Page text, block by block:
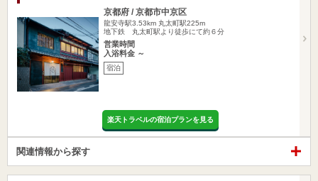
京都府 / 京都市中京区
龍安寺駅3.53km 丸太町駅225m
地下鉄 丸太町駅より徒歩にて約６分
営業時間
入浴料金 ～
宿泊
楽天トラベルの宿泊プランを見る
関連情報から探す